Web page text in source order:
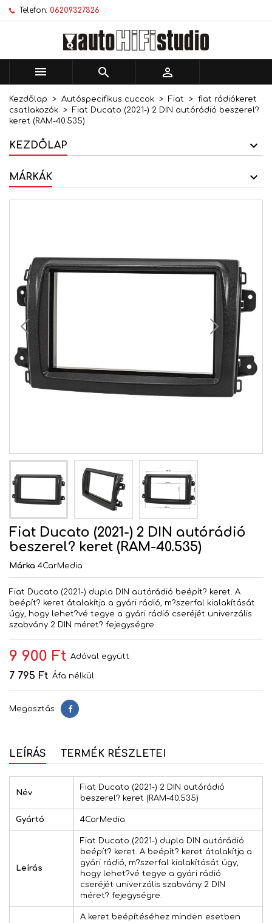
Telefon: 06209327326
  
Kezdőlap Autóspecifikus cuccok Fiat
fiat rádiókeret
csatlakozók
Fiat Ducato (2021-) 2 DIN autórádió beszerel?
keret (RAM-40.535)
KEZDŐLAP
MÁRKÁK
Fiat Ducato (2021-) 2 DIN autórádió
beszerel? keret (RAM-40.535)
Márka 4CarMedia
Fiat Ducato (2021-) dupla DIN autórádió beépít? keret. A
beépít? keret átalakítja a gyári rádió, m?szerfal kialakítását
úgy, hogy lehet?vé tegye a gyári rádió cseréjét univerzális
szabvány 2 DIN méret? fejegységre.
9 900 Ft Adóval együtt
7 795 Ft Áfa nélkül
Megosztás Megosztás
LEÍRÁS TERMÉK RÉSZLETEI
Név
Fiat Ducato (2021-) 2 DIN autórádió
beszerel? keret (RAM-40.535)
Gyártó 4CarMedia
Leírás
Fiat Ducato (2021-) dupla DIN autórádió
beépít? keret. A beépít? keret átalakítja a
gyári rádió, m?szerfal kialakítását úgy,
hogy lehet?vé tegye a gyári rádió
cseréjét univerzális szabvány 2 DIN
méret? fejegységre.
A keret beépítéséhez minden esetben
Kívánságlistáim ×
Új lista létrehozása
Kívánságlista létrehozása ×
Kívánságlista neve
Mégsem
Bejelentkezés ×
történő mentéséhez.
Mégsem Bejelentkezés